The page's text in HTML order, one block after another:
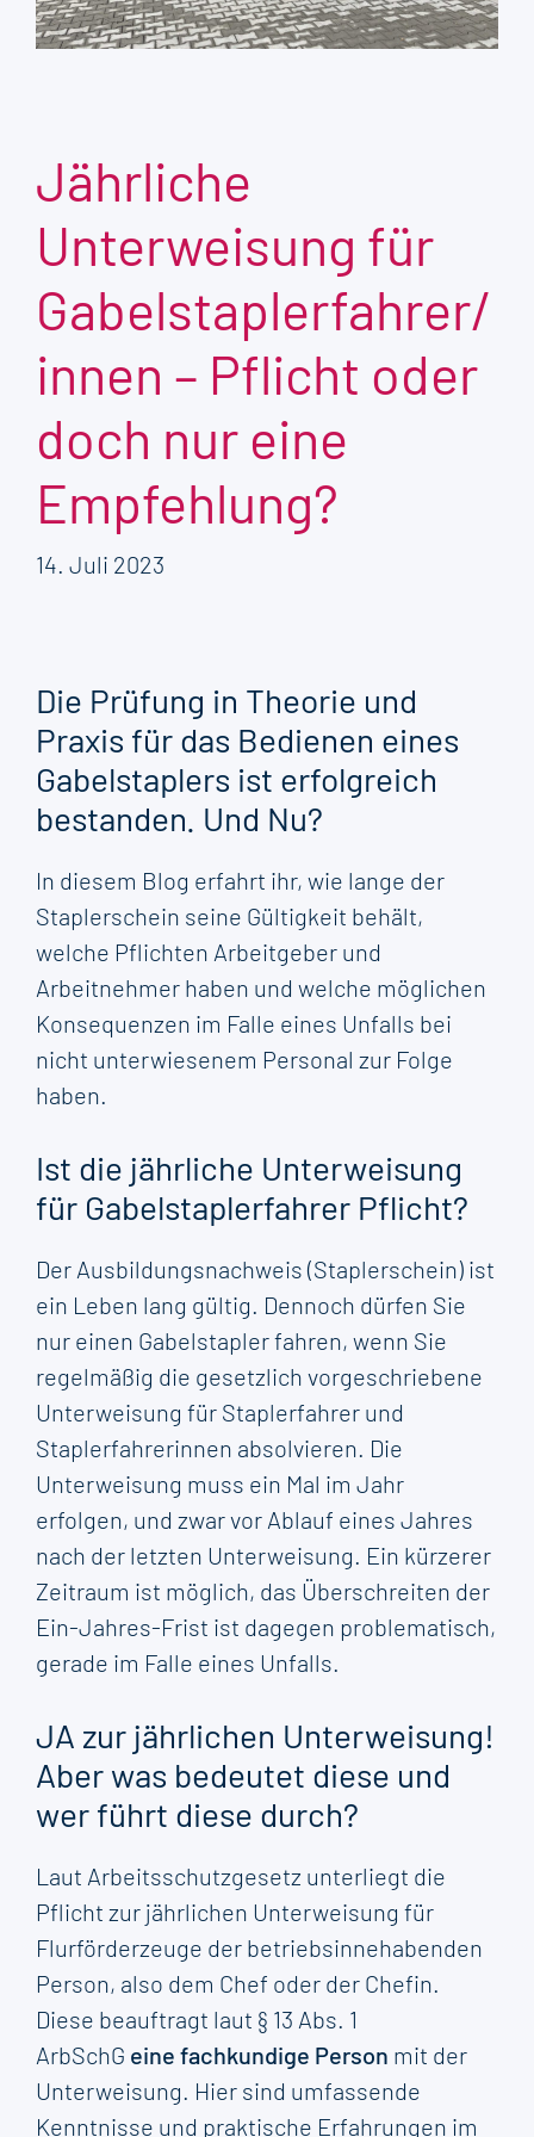
Jährliche
Unterweisung für
Gabelstaplerfahrer/
innen – Pflicht oder
doch nur eine
Empfehlung?
14. Juli 2023
Die Prüfung in Theorie und
Praxis für das Bedienen eines
Gabelstaplers ist erfolgreich
bestanden. Und Nu?
In diesem Blog erfahrt ihr, wie lange der
Staplerschein seine Gültigkeit behält,
welche Pflichten Arbeitgeber und
Arbeitnehmer haben und welche möglichen
Konsequenzen im Falle eines Unfalls bei
nicht unterwiesenem Personal zur Folge
haben.
Ist die jährliche Unterweisung
für Gabelstaplerfahrer Pflicht?
Der Ausbildungsnachweis (Staplerschein) ist
ein Leben lang gültig. Dennoch dürfen Sie
nur einen Gabelstapler fahren, wenn Sie
regelmäßig die gesetzlich vorgeschriebene
Unterweisung für Staplerfahrer und
Staplerfahrerinnen absolvieren. Die
Unterweisung muss ein Mal im Jahr
erfolgen, und zwar vor Ablauf eines Jahres
nach der letzten Unterweisung. Ein kürzerer
Zeitraum ist möglich, das Überschreiten der
Ein-Jahres-Frist ist dagegen problematisch,
gerade im Falle eines Unfalls.
JA zur jährlichen Unterweisung!
Aber was bedeutet diese und
wer führt diese durch?
Laut Arbeitsschutzgesetz unterliegt die
Pflicht zur jährlichen Unterweisung für
Flurförderzeuge der betriebsinnehabenden
Person, also dem Chef oder der Chefin.
Diese beauftragt laut § 13 Abs. 1
ArbSchG eine fachkundige Person mit der
Unterweisung. Hier sind umfassende
Kenntnisse und praktische Erfahrungen im